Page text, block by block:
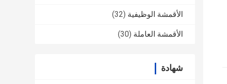
الأقمشة الوظيفية (32)
الأقمشة العاملة (30)
شهادة